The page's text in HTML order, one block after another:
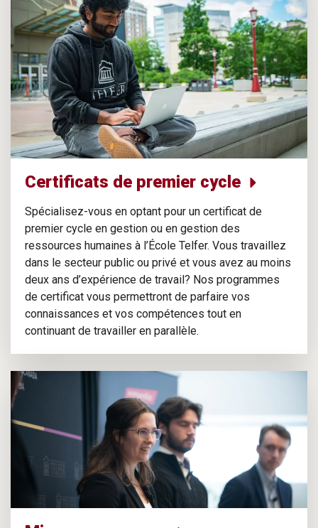
Certificats de premier cycle
Spécialisez-vous en optant pour un certificat de
premier cycle en gestion ou en gestion des
ressources humaines à l’École Telfer. Vous travaillez
dans le secteur public ou privé et vous avez au moins
deux ans d’expérience de travail? Nos programmes
de certificat vous permettront de parfaire vos
connaissances et vos compétences tout en
continuant de travailler en parallèle.